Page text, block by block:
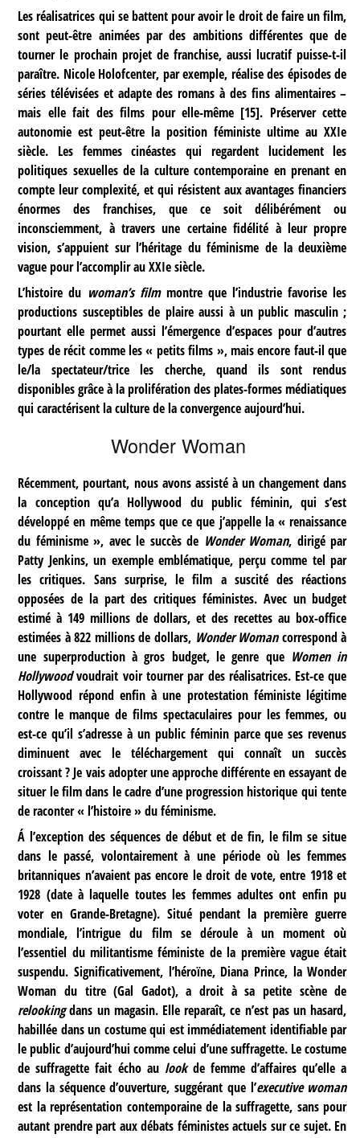
Les réalisatrices qui se battent pour avoir le droit de faire un film,
sont peut-être animées par des ambitions différentes que de
tourner le prochain projet de franchise, aussi lucratif puisse-t-il
paraître. Nicole Holofcenter, par exemple, réalise des épisodes de
séries télévisées et adapte des romans à des fins alimentaires –
mais elle fait des films pour elle-même[15]. Préserver cette
autonomie est peut-être la position féministe ultime au XXIe
siècle. Les femmes cinéastes qui regardent lucidement les
politiques sexuelles de la culture contemporaine en prenant en
compte leur complexité, et qui résistent aux avantages financiers
énormes des franchises, que ce soit délibérément ou
inconsciemment, à travers une certaine fidélité à leur propre
vision, s’appuient sur l’héritage du féminisme de la deuxième
vague pour l’accomplir au XXIe siècle.
L’histoire du woman’s filmmontre que l’industrie favorise les
productions susceptibles de plaire aussi à un public masculin ;
pourtant elle permet aussi l’émergence d’espaces pour d’autres
types de récit comme les « petits films », mais encore faut-il que
le/la spectateur/trice les cherche, quand ils sont rendus
disponibles grâce à la prolifération des plates-formes médiatiques
qui caractérisent la culture de la convergence aujourd’hui.
Wonder Woman
Récemment, pourtant, nous avons assisté à un changement dans
la conception qu’a Hollywood du public féminin, qui s’est
développé en même temps que ce que j’appelle la « renaissance
du féminisme », avec le succès de Wonder Woman, dirigé par
Patty Jenkins, un exemple emblématique, perçu comme tel par
les critiques. Sans surprise, le film a suscité des réactions
opposées de la part des critiques féministes. Avec un budget
estimé à 149 millions de dollars, et des recettes au box-office
estimées à 822 millions de dollars, Wonder Womancorrespond à
une superproduction à gros budget, le genre que Women in
Hollywoodvoudrait voir tourner par des réalisatrices. Est-ce que
Hollywood répond enfin à une protestation féministe légitime
contre le manque de films spectaculaires pour les femmes, ou
est-ce qu’il s’adresse à un public féminin parce que ses revenus
diminuent avec le téléchargement qui connaît un succès
croissant ? Je vais adopter une approche différente en essayant de
situer le film dans le cadre d’une progression historique qui tente
de raconter « l’histoire » du féminisme.
Á l’exception des séquences de début et de fin, le film se situe
dans le passé, volontairement à une période où les femmes
britanniques n’avaient pas encore le droit de vote, entre 1918 et
1928 (date à laquelle toutes les femmes adultes ont enfin pu
voter en Grande-Bretagne). Situé pendant la première guerre
mondiale, l’intrigue du film se déroule à un moment où
l’essentiel du militantisme féministe de la première vague était
suspendu. Significativement, l’héroïne, Diana Prince, la Wonder
Woman du titre (Gal Gadot), a droit à sa petite scène de
relookingdans un magasin. Elle reparaît, ce n’est pas un hasard,
habillée dans un costume qui est immédiatement identifiable par
le public d’aujourd’hui comme celui d’une suffragette. Le costume
de suffragette fait écho au lookde femme d’affaires qu’elle a
dans la séquence d’ouverture, suggérant que l’executive woman
est la représentation contemporaine de la suffragette, sans pour
autant prendre part aux débats féministes actuels sur ce sujet. En